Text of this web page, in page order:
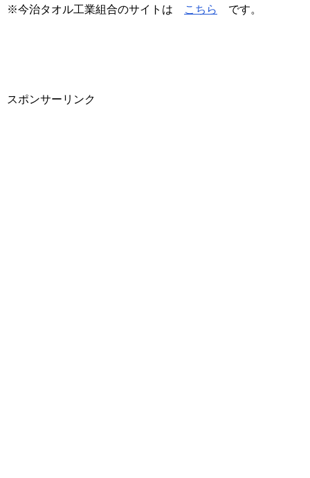
※今治タオル工業組合のサイトは こちら です。
スポンサーリンク